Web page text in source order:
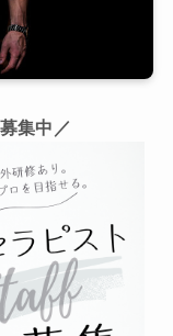
集中／